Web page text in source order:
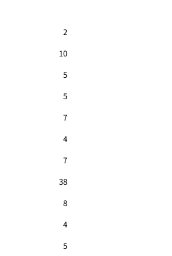
2
10
5
5
7
4
7
38
8
4
5